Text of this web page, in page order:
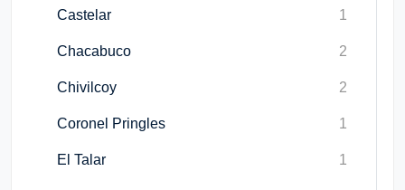
Castelar 1
Chacabuco 2
Chivilcoy 2
Coronel Pringles 1
El Talar 1